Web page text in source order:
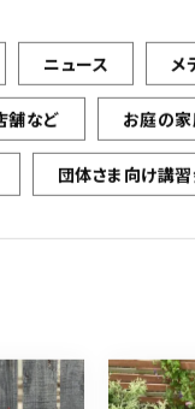
ニュース メ
舗など お庭の
団体さま向け講